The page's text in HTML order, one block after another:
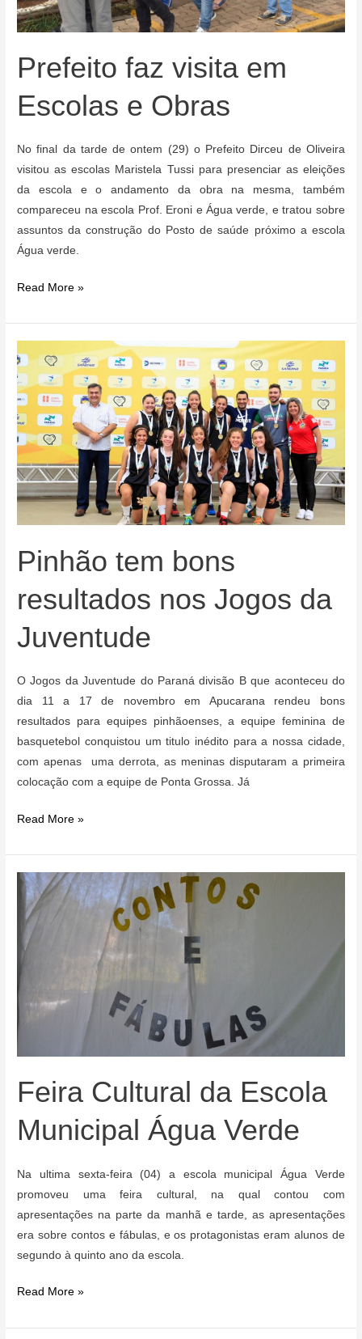
Prefeito faz visita em
Escolas e Obras
No final da tarde de ontem (29) o Prefeito Dirceu de Oliveira
visitou as escolas Maristela Tussi para presenciar as eleições
da escola e o andamento da obra na mesma, também
compareceu na escola Prof. Eroni e Água verde, e tratou sobre
assuntos da construção do Posto de saúde próximo a escola
Água verde.
Prefeito
visita
Escolas
e
Obras
Read More »
Pinhão tem bons
resultados nos Jogos da
Juventude
O Jogos da Juventude do Paraná divisão B que aconteceu do
dia 11 a 17 de novembro em Apucarana rendeu bons
resultados para equipes pinhãoenses, a equipe feminina de
basquetebol conquistou um titulo inédito para a nossa cidade,
com apenas uma derrota, as meninas disputaram a primeira
colocação com a equipe de Ponta Grossa. Já
Pinhão
bons
resultados
nos
Jogos
da
Read More »
Feira Cultural da Escola
Municipal Água Verde
Na ultima sexta-feira (04) a escola municipal Água Verde
promoveu uma feira cultural, na qual contou com
apresentações na parte da manhã e tarde, as apresentações
era sobre contos e fábulas, e os protagonistas eram alunos de
segundo à quinto ano da escola.
Feira
da
Read More »